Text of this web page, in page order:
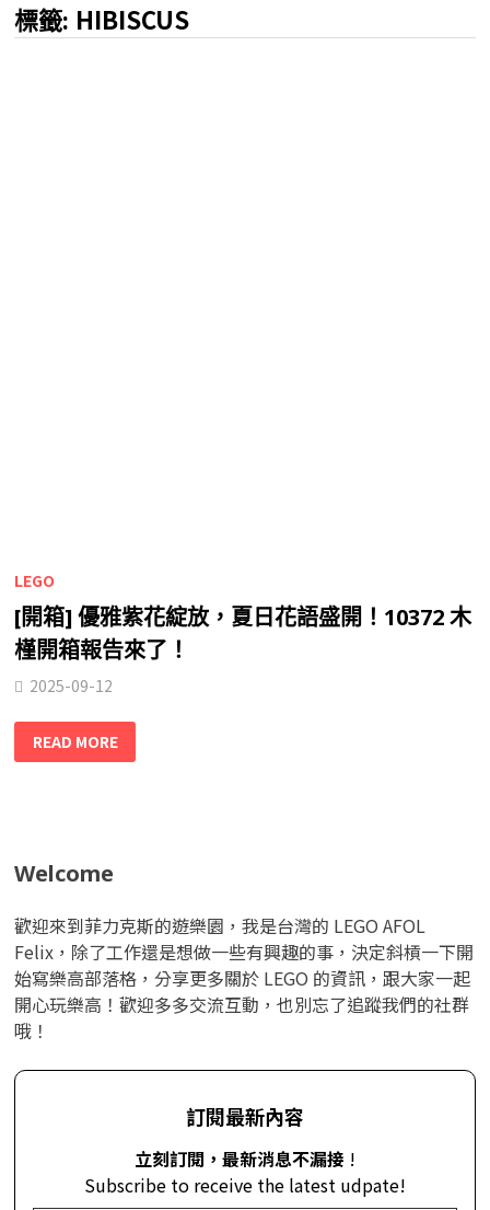
標籤: HIBISCUS
LEGO
[開箱] 優雅紫花綻放，夏日花語盛開！10372 木
槿開箱報告來了！
2025-09-12
READ MORE
Welcome
歡迎來到菲力克斯的遊樂園，我是台灣的 LEGO AFOL
Felix，除了工作還是想做一些有興趣的事，決定斜槓一下開
始寫樂高部落格，分享更多關於 LEGO 的資訊，跟大家一起
開心玩樂高！歡迎多多交流互動，也別忘了追蹤我們的社群
哦！
訂閱最新內容
立刻訂閱，最新消息不漏接 !
Subscribe to receive the latest udpate!